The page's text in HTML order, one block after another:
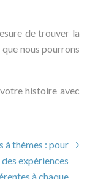
de trouver la
nous pourrons
histoire avec
à thèmes : pour
des expériences
à chaque